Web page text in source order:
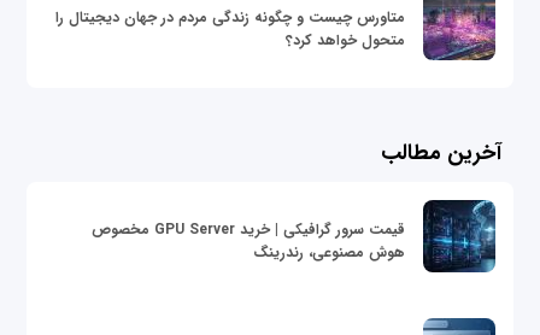
متاورس چیست و چگونه زندگی مردم در جهان دیجیتال را
متحول خواهد کرد؟
آخرین مطالب
قیمت سرور گرافیکی | خرید GPU Server مخصوص
هوش مصنوعی، رندرینگ